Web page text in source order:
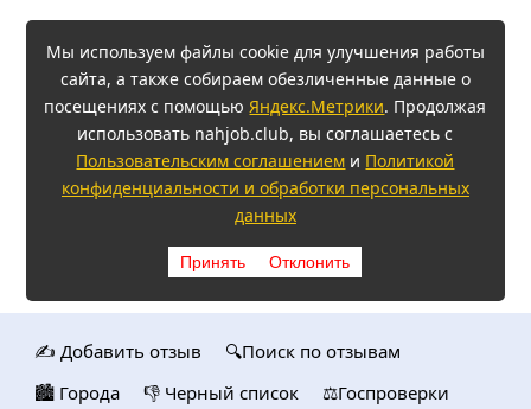
Мы используем файлы cookie для улучшения работы
сайта, а также собираем обезличенные данные о
посещениях с помощьюЯндекс.Метрики. Продолжая
использовать nahjob.club, вы соглашаетесь с
Пользовательским соглашением и Политикой
конфиденциальности и обработки персональных
данных
Принять Отклонить
✍️ Добавить отзыв
🔍Поиск по отзывам
🏙️ Городa
👎 Черный список ⚖️Госпроверки